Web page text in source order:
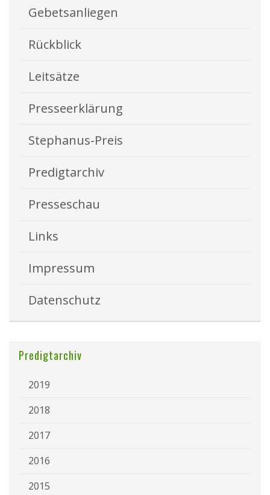
Gebetsanliegen
Rückblick
Leitsätze
Presseerklärung
Stephanus-Preis
Predigtarchiv
Presseschau
Links
Impressum
Datenschutz
Predigtarchiv
2019
2018
2017
2016
2015